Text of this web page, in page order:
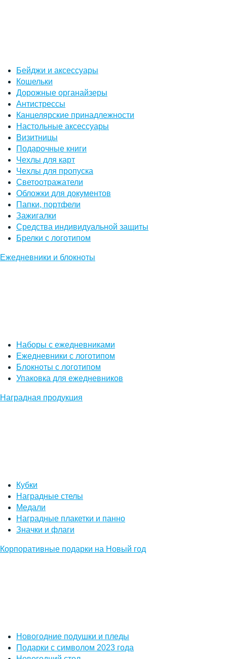
Бейджи и аксессуары
Кошельки
Дорожные органайзеры
Антистрессы
Канцелярские принадлежности
Настольные аксессуары
Визитницы
Подарочные книги
Чехлы для карт
Чехлы для пропуска
Светоотражатели
Обложки для документов
Папки, портфели
Зажигалки
Средства индивидуальной защиты
Брелки с логотипом
Ежедневники и блокноты
Наборы с ежедневниками
Ежедневники с логотипом
Блокноты с логотипом
Упаковка для ежедневников
Наградная продукция
Кубки
Наградные стелы
Медали
Наградные плакетки и панно
Значки и флаги
Корпоративные подарки на Новый год
Новогодние подушки и пледы
Подарки с символом 2023 года